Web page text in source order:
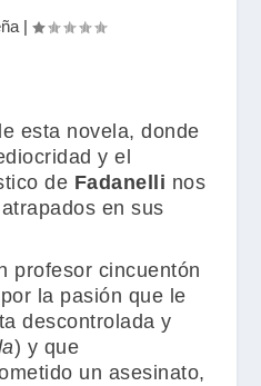
|
esta novela, donde
y el
de Fadanelli nos
en sus
profesor cincuentón
la pasión que le
descontrolada y
) y que
un asesinato,